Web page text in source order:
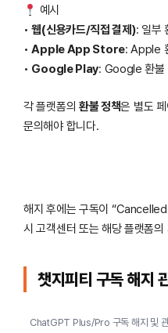
예시
•웹(신용카드/직접 결제): 일부
•Apple App Store: Apple
• Google Play: Google 환불
각 플랫폼의 환불 정책은 별도
문의해야 합니다.
해지 후에는 구독이
시 고객센터 또는 해당 플랫폼
챗지피티 구독 해지
ChatGPT Plus/Pro 구독 해지 및